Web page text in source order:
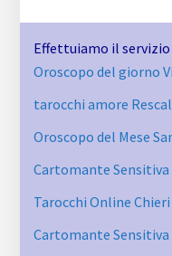
Effettuiamo il servizio
Oroscopo del giorno
tarocchi amore
Oroscopo del Mese
Cartomante Sensitiva
Tarocchi Online Chieri
Cartomante Sensitiva